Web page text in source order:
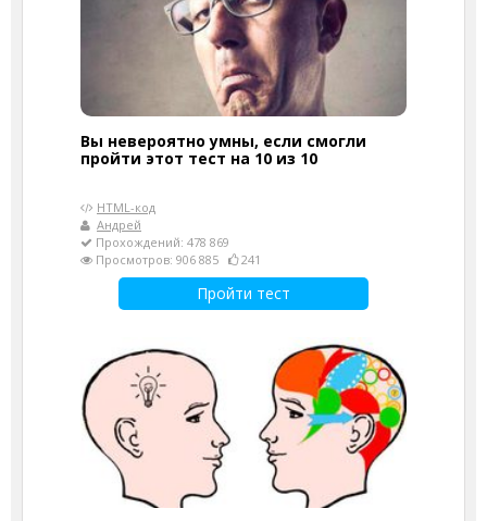
Вы невероятно умны, если смогли
пройти этот тест на 10 из 10
HTML-код
Андрей
Прохождений: 478 869
Просмотров: 906 885
241
Пройти тест